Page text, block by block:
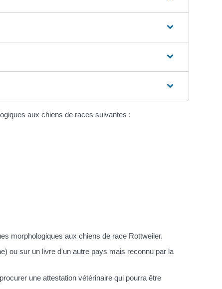
aux chiens de races suivantes :
morphologiques aux chiens de race Rottweiler.
ou sur un livre d'un autre pays mais reconnu par la
une attestation vétérinaire qui pourra être